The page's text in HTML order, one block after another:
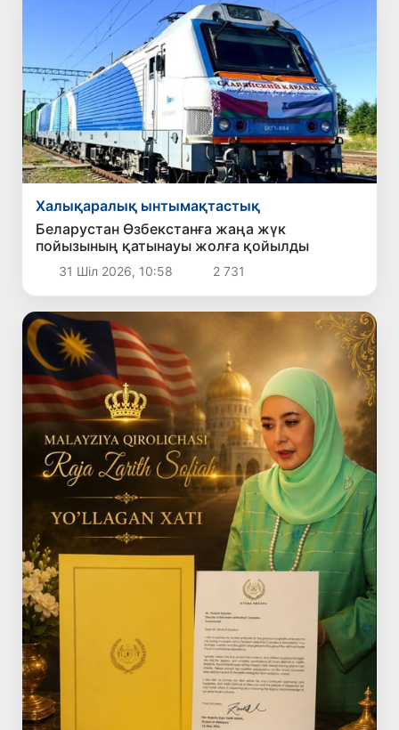
Халықаралық ынтымақтастық
Беларустан Өзбекстанға жаңа жүк
пойызының қатынауы жолға қойылды
31 Шіл 2026, 10:58 2 731